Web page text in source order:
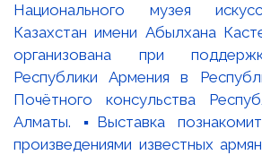
Национального музея
Казахстан имени Абылхана
организована при
Республики Армения в
Почётного консульства
Алматы. ▪️Выставка
произведениями известных